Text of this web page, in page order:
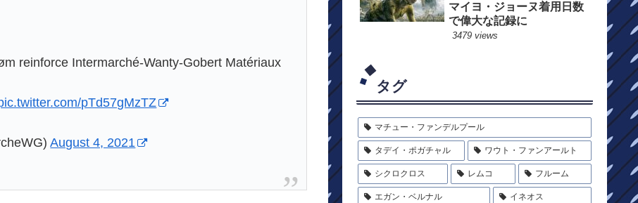
reinforce Intermarché-Wanty-Gobert Matériaux
pTd57gMzTZ
August 4, 2021
マイヨ・ジョーヌ着用日数
で偉大な記録に
3479 views
タグ
マチュー・ファンデルプール
タデイ・ポガチャル ワウト・ファンアールト
シクロクロス レムコ フルーム
エガン・ベルナル イネオス